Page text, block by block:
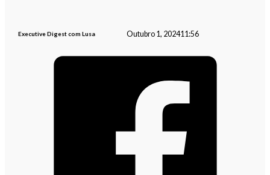
Executive Digest com Lusa Outubro 1, 202411:56